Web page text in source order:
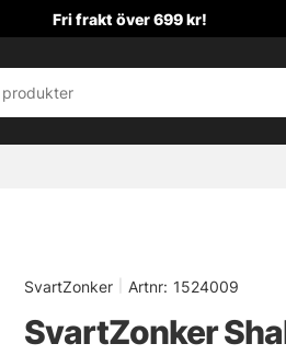
Fri frakt över 699 kr!
SvartZonker Artnr: 1524009
SvartZonker